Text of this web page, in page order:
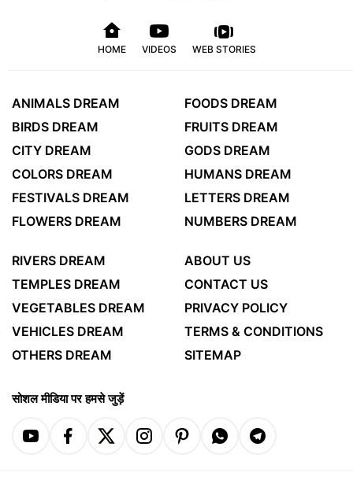
HOME VIDEOS WEB STORIES
ANIMALS DREAM
BIRDS DREAM
CITY DREAM
COLORS DREAM
FESTIVALS DREAM
FLOWERS DREAM
FOODS DREAM
FRUITS DREAM
GODS DREAM
HUMANS DREAM
LETTERS DREAM
NUMBERS DREAM
RIVERS DREAM
TEMPLES DREAM
VEGETABLES DREAM
VEHICLES DREAM
OTHERS DREAM
ABOUT US
CONTACT US
PRIVACY POLICY
TERMS & CONDITIONS
SITEMAP
सोशल मीडिया पर हमसे जुड़ें